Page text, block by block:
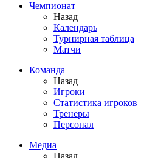
Чемпионат
Назад
Календарь
Турнирная таблица
Матчи
Команда
Назад
Игроки
Статистика игроков
Тренеры
Персонал
Медиа
Назад